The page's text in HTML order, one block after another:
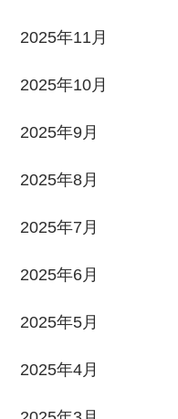
2025年11月
2025年10月
2025年9月
2025年8月
2025年7月
2025年6月
2025年5月
2025年4月